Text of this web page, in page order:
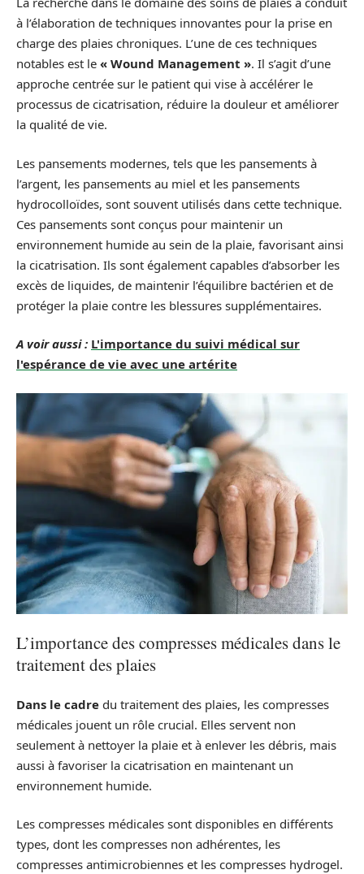
à l’élaboration de techniques innovantes pour la prise en
charge des plaies chroniques. L’une de ces techniques
notables est le « Wound Management ». Il s’agit d’une
approche centrée sur le patient qui vise à accélérer le
processus de cicatrisation, réduire la douleur et améliorer
la qualité de vie.
Les pansements modernes, tels que les pansements à
l’argent, les pansements au miel et les pansements
hydrocolloïdes, sont souvent utilisés dans cette technique.
Ces pansements sont conçus pour maintenir un
environnement humide au sein de la plaie, favorisant ainsi
la cicatrisation. Ils sont également capables d’absorber les
excès de liquides, de maintenir l’équilibre bactérien et de
protéger la plaie contre les blessures supplémentaires.
A voir aussi : L'importance du suivi médical sur
l'espérance de vie avec une artérite
L’importance des compresses médicales dans le
traitement des plaies
Dans le cadre du traitement des plaies, les compresses
médicales jouent un rôle crucial. Elles servent non
seulement à nettoyer la plaie et à enlever les débris, mais
aussi à favoriser la cicatrisation en maintenant un
environnement humide.
Les compresses médicales sont disponibles en différents
types, dont les compresses non adhérentes, les
compresses antimicrobiennes et les compresses hydrogel.